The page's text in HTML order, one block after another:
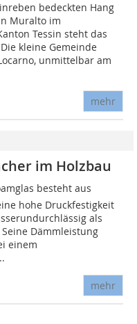
bedeckten Hang
Muralto im
Tessin steht das
kleine Gemeinde
unmittelbar am
mehr
im Holzbau
besteht aus
hohe Druckfestigkeit
als
Dämmleistung
einem
mehr